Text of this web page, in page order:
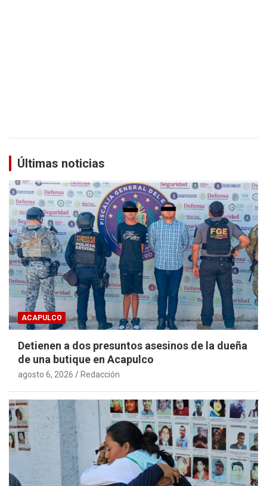
Últimas noticias
ACAPULCO
Detienen a dos presuntos asesinos de la dueña
de una butique en Acapulco
agosto 6, 2026 Redacción